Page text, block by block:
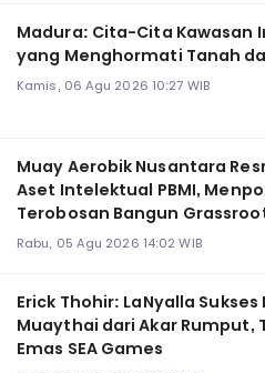
Madura: Cita-Cita Kawasan
yang Menghormati Tanah
Kamis, 06 Agu 2026 10:27 WIB
Muay Aerobik Nusantara
Aset Intelektual PBMI,
Terobosan Bangun
Rabu, 05 Agu 2026 14:02 WIB
Erick Thohir: LaNyalla Sukses
Muaythai dari Akar Rumput,
Emas SEA Games